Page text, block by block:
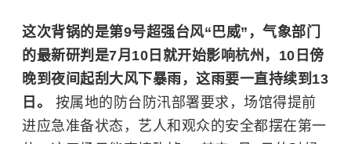
这次背锅的是第9号超强台风“巴威”，气象部门
的最新研判是7月10日就开始影响杭州，10日傍
晚到夜间起刮大风下暴雨，这雨要一直持续到13
日。 按属地的防台防汛部署要求，场馆得提前
进应急准备状态，艺人和观众的安全都摆在第一